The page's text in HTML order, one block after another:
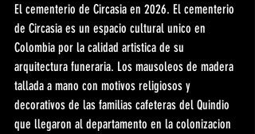
El cementerio de Circasia en 2026. El cementerio
de Circasia es un espacio cultural unico en
Colombia por la calidad artistica de su
arquitectura funeraria. Los mausoleos de madera
tallada a mano con motivos religiosos y
decorativos de las familias cafeteras del Quindio
que llegaron al departamento en la colonizacion